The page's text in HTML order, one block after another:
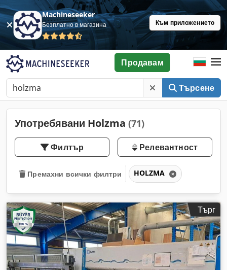
Machineseeker
Безплатно в магазина Към приложението
Търсене
Продавам
Употребявани Holzma (71)
Филтър Релевантност
Премахни всички филтри HOLZMA
Търг